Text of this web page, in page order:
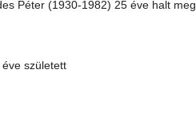
Péter (1930-1982) 25 éve halt meg
született